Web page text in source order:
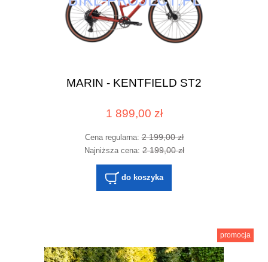
MARIN - KENTFIELD ST2
1 899,00 zł
Cena regularna:2 199,00 zł
Najniższa cena:2 199,00 zł
do koszyka
promocja